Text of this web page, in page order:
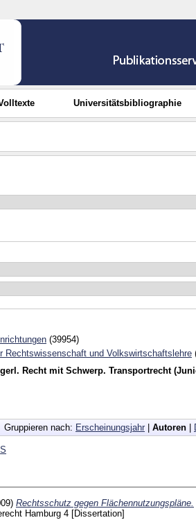
Universitätsbibliographie
(39954)
Rechtswissenschaft und Volkswirtschaftslehre
Recht mit Schwerp. Transportrecht
Gruppieren nach: Erscheinungsjahr| Autoren |
S
Rechtsschutz gegen Flächennutzungspläne.
Hamburg 4 [Dissertation]